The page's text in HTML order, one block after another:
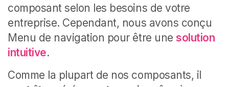
composant selon les besoins de votre
entreprise. Cependant, nous avons conçu
Menu de navigation pour être une solution
intuitive.
Comme la plupart de nos composants, il